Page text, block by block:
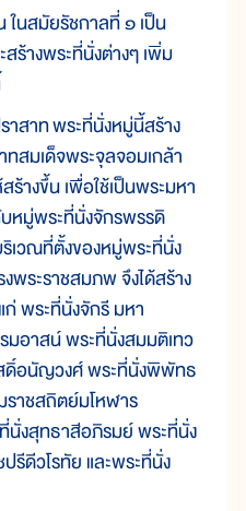
ในสมัยรัชกาลที่ ๑ เป็น
ร้างพระที่นั่งต่างๆ เพิ่ม
าท พระที่นั่งหมู่นี้สร้าง
สมเด็จพระจุลจอมเกล้า
ร้างขึ้น เพื่อใช้เป็นพระมหา
หมู่พระที่นั่งจักรพรรดิ
เวณที่ตั้งของหมู่พระที่นั่ง
พระราชสมภพ จึงได้สร้าง
พระที่นั่งจักรี มหา
อาสน์ พระที่นั่งสมมติเทว
ดิ์อนัญวงศ์ พระที่นั่งพิพัทธ
าชสถิตย์มโหฬาร
งสุทธาสีอภิรมย์ พระที่นั่ง
ดีวโรทัย และพระที่นั่ง